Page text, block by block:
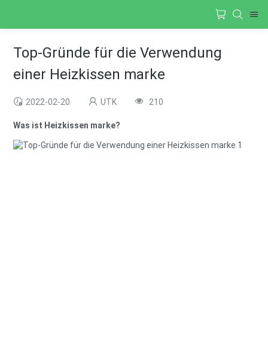
Top-Gründe für die Verwendung
einer Heizkissen marke
2022-02-20 UTK 210
Was ist Heizkissen marke?